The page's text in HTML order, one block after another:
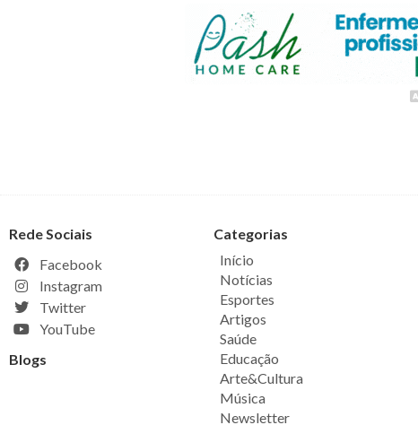
Rede Sociais
Facebook
Instagram
Twitter
YouTube
Blogs
Categorias
Início
Notícias
Esportes
Artigos
Saúde
Educação
Arte&Cultura
Música
Newsletter